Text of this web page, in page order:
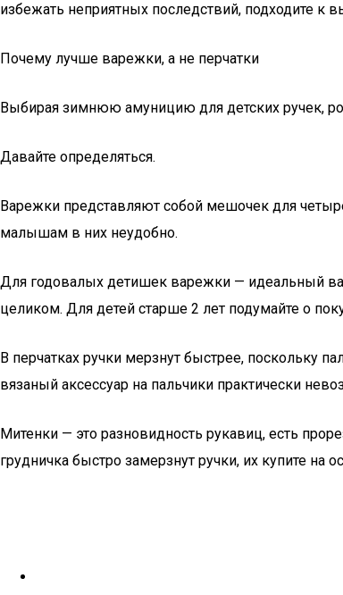
избежать неприятных последствий, подходите к
Почему лучше варежки, а не перчатки
Выбирая зимнюю амуницию для детских ручек,
Давайте определяться.
Варежки представляют собой мешочек для
малышам в них неудобно.
Для годовалых детишек варежки — идеальный
целиком. Для детей старше 2 лет подумайте о
В перчатках ручки мерзнут быстрее, поскольку
вязаный аксессуар на пальчики практически
Митенки — это разновидность рукавиц, есть
грудничка быстро замерзнут ручки, их купите на